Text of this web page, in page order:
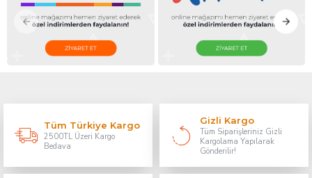
Tüm Türkiye Kargo
2500TL Üzeri Kargo
Bedava
Gizli Kargo
Tüm Siparişleriniz Gizli
Kargolama Yapılarak
Gönderilir!